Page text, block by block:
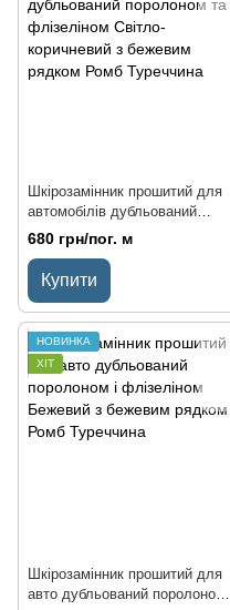
Шкірозамінник прошитий для
автомобілів дубльований
поролоном та флізеліном
Світло-коричневий з бежевим
рядком Ромб Туреччина
680 грн/пог. м
Купити
НОВИНКА
ХІТ
Шкірозамінник прошитий для
авто дубльований поролоном і